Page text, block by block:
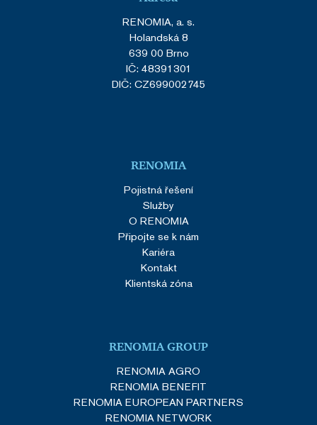
RENOMIA, a. s.
Holandská 8
639 00 Brno
IČ: 48391301
DIČ: CZ699002745
RENOMIA
Pojistná řešení
Služby
O RENOMIA
Připojte se k nám
Kariéra
Kontakt
Klientská zóna
RENOMIA GROUP
RENOMIA AGRO
RENOMIA BENEFIT
RENOMIA EUROPEAN PARTNERS
RENOMIA NETWORK